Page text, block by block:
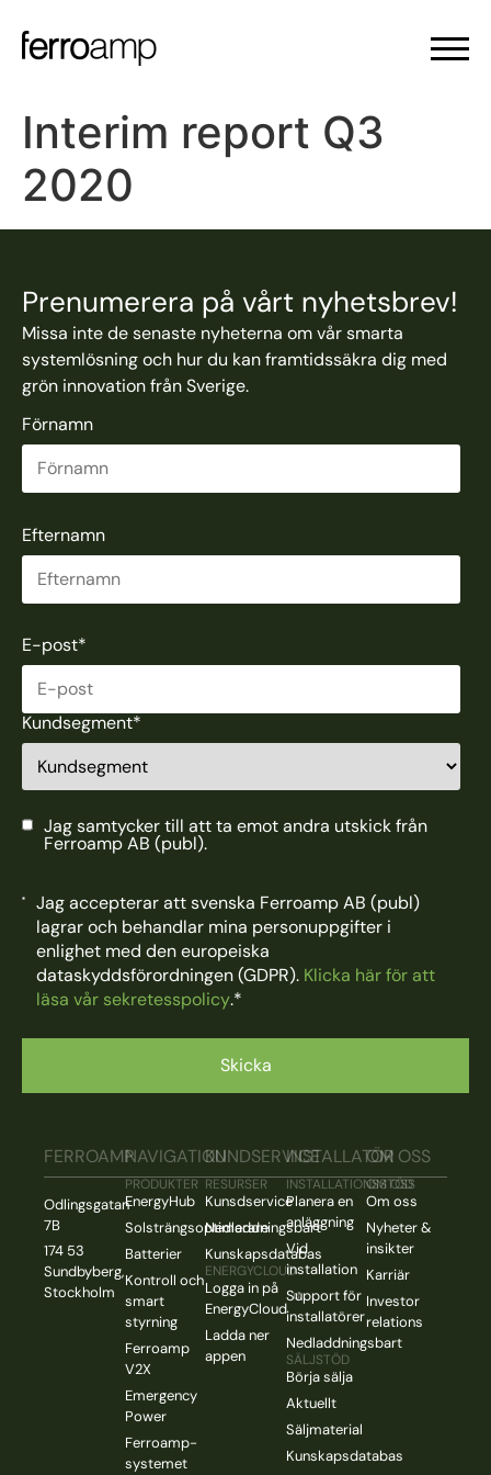
Interim report Q3
2020
Prenumerera på vårt nyhetsbrev!
Missa inte de senaste nyheterna om vår smarta
systemlösning och hur du kan framtidssäkra dig med
grön innovation från Sverige.
Förnamn
Efternamn
E-post*
Kundsegment*
Jag samtycker till att ta emot andra utskick från
Ferroamp AB (publ).
Jag accepterar att svenska Ferroamp AB (publ)
lagrar och behandlar mina personuppgifter i
enlighet med den europeiska
dataskyddsförordningen (GDPR). Klicka här för att
läsa vår sekretesspolicy.*
FERROAMP
Odlingsgatan
7B
174 53
Sundbyberg,
Stockholm
NAVIGATION
PRODUKTER
EnergyHub
Solsträngsoptimerare
Batterier
Kontroll och
smart
styrning
Ferroamp
V2X
Emergency
Power
Ferroamp-
systemet
KUNDSERVICE
RESURSER
Kunsdservice
Nedladdningsbart
Kunskapsdatabas
ENERGYCLOUD
Logga in på
EnergyCloud
Ladda ner
appen
INSTALLATÖR
INSTALLATIONSSTÖD
Planera en
anläggning
Vid
installation
Support för
installatörer
Nedladdningsbart
SÄLJSTÖD
Börja sälja
Aktuellt
Säljmaterial
Kunskapsdatabas
OM OSS
OM OSS
Om oss
Nyheter &
insikter
Karriär
Investor
relations